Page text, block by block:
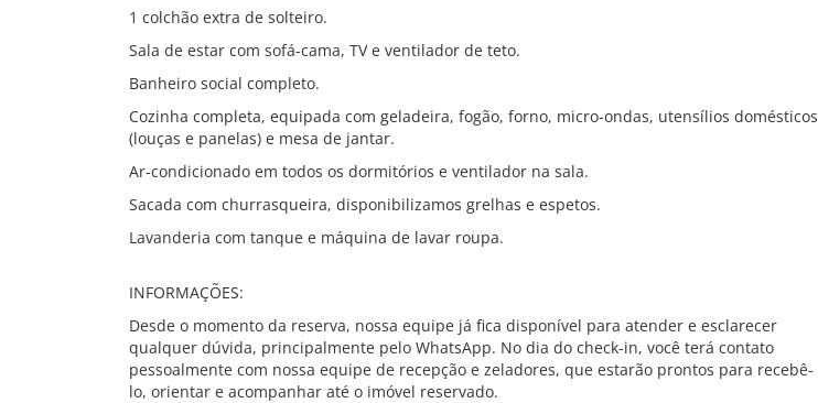
1 colchão extra de solteiro.
Sala de estar com sofá-cama, TV e ventilador de teto.
Banheiro social completo.
Cozinha completa, equipada com geladeira, fogão, forno, micro-ondas, utensílios domésticos
(louças e panelas) e mesa de jantar.
Ar-condicionado em todos os dormitórios e ventilador na sala.
Sacada com churrasqueira, disponibilizamos grelhas e espetos.
Lavanderia com tanque e máquina de lavar roupa.
INFORMAÇÕES:
Desde o momento da reserva, nossa equipe já fica disponível para atender e esclarecer
qualquer dúvida, principalmente pelo WhatsApp. No dia do check-in, você terá contato
pessoalmente com nossa equipe de recepção e zeladores, que estarão prontos para recebê-
lo, orientar e acompanhar até o imóvel reservado.